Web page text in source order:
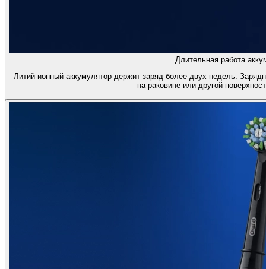
Длительная работа
Литий-ионный аккумулятор держит заряд более двух недель.
на раковине или другой